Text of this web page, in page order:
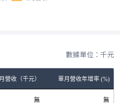
數據單位：千元
營收（千元） 單月營收年增率 (%)
無 無